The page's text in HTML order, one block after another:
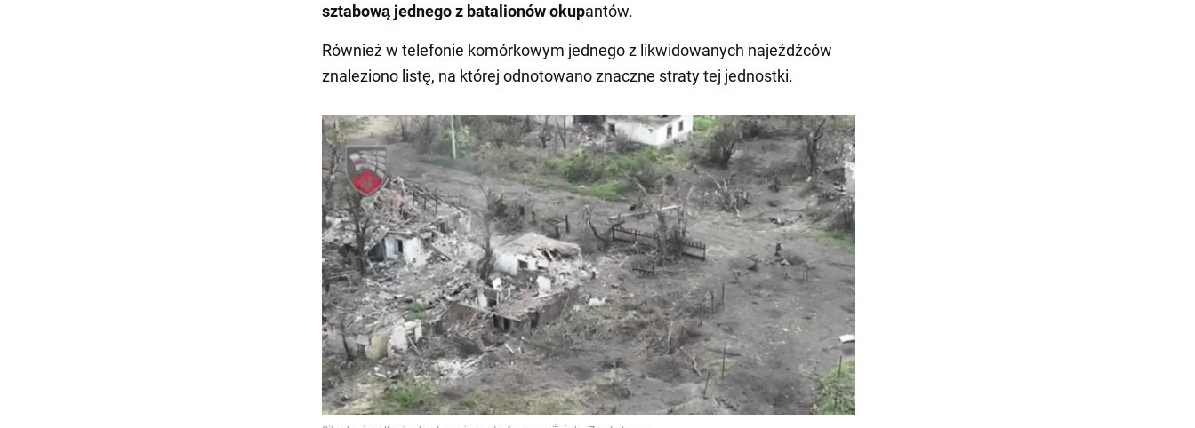
sztabową jednego z batalionów okupantów.
Również w telefonie komórkowym jednego z likwidowanych najeźdźców
znaleziono listę, na której odnotowano znaczne straty tej jednostki.